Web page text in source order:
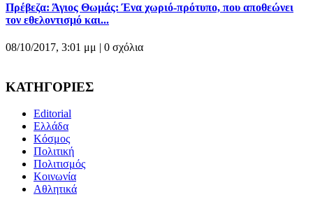
Πρέβεζα: Άγιος Θωμάς: Ένα χωριό-πρότυπο, που αποθεώνει
τον εθελοντισμό και...
08/10/2017, 3:01 μμ | 0 σχόλια
ΚΑΤΗΓΟΡΙΕΣ
Editorial
Ελλάδα
Κόσμος
Πολιτική
Πολιτισμός
Κοινωνία
Αθλητικά